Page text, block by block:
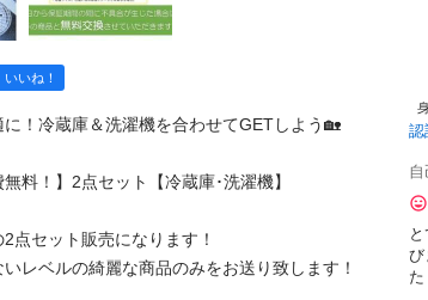
いいね！
！冷蔵庫＆洗濯機を合わせてGETしよう🏡
無料！】2点セット【冷蔵庫･洗濯機】
点セット販売になります！
レベルの綺麗な商品のみをお送り致します！
認
び
た